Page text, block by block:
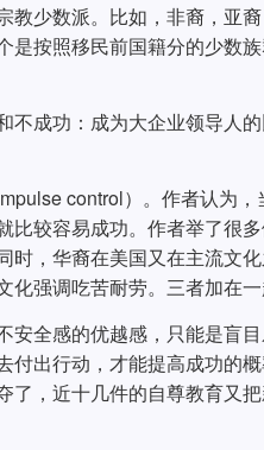
少数派。比如，非裔，亚
按照移民前国籍分的少数
不成功：成为大企业领导人
control）。作者认为
比较容易成功。作者举了很
，华裔在美国又在主流文
强调吃苦耐劳。三者加在一
全感的优越感，只能是盲
出行动，才能提高成功的
，近十几件的自尊教育又